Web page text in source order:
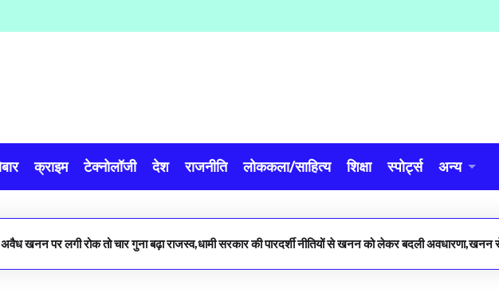
क्राइम टेक्नोलॉजी देश राजनीति लोककला/साहित्य शिक्षा स्पोर्ट्स अन्य
अवैध खनन पर लगी रोक तो चार गुना बढ़ा राजस्व,धामी सरकार की पारदर्शी नीतियों से खनन को लेकर बदली अवधारणा,खनन